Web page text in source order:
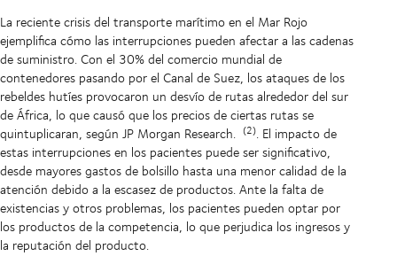
La reciente crisis del transporte marítimo en el Mar Rojo
ejemplifica cómo las interrupciones pueden afectar a las cadenas
de suministro. Con el 30% del comercio mundial de
contenedores pasando por el Canal de Suez, los ataques de los
rebeldes hutíes provocaron un desvío de rutas alrededor del sur
de África, lo que causó que los precios de ciertas rutas se
quintuplicaran, según JP Morgan Research. (2). El impacto de
estas interrupciones en los pacientes puede ser significativo,
desde mayores gastos de bolsillo hasta una menor calidad de la
atención debido a la escasez de productos. Ante la falta de
existencias y otros problemas, los pacientes pueden optar por
los productos de la competencia, lo que perjudica los ingresos y
la reputación del producto.